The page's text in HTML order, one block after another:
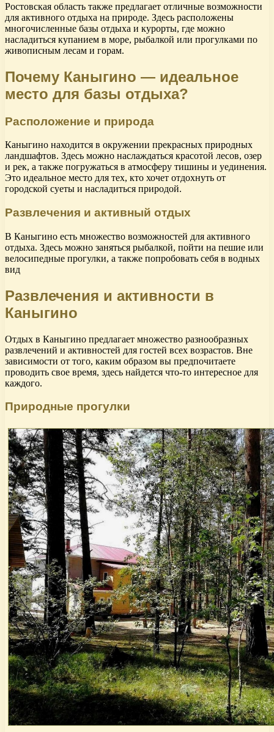
Ростовская область также предлагает отличные возможности
для активного отдыха на природе. Здесь расположены
многочисленные базы отдыха и курорты, где можно
насладиться купанием в море, рыбалкой или прогулками по
живописным лесам и горам.
Почему Каныгино — идеальное
место для базы отдыха?
Расположение и природа
Каныгино находится в окружении прекрасных природных
ландшафтов. Здесь можно наслаждаться красотой лесов, озер
и рек, а также погружаться в атмосферу тишины и уединения.
Это идеальное место для тех, кто хочет отдохнуть от
городской суеты и насладиться природой.
Развлечения и активный отдых
В Каныгино есть множество возможностей для активного
отдыха. Здесь можно заняться рыбалкой, пойти на пешие или
велосипедные прогулки, а также попробовать себя в водных
вид
Развлечения и активности в
Каныгино
Отдых в Каныгино предлагает множество разнообразных
развлечений и активностей для гостей всех возрастов. Вне
зависимости от того, каким образом вы предпочитаете
проводить свое время, здесь найдется что-то интересное для
каждого.
Природные прогулки